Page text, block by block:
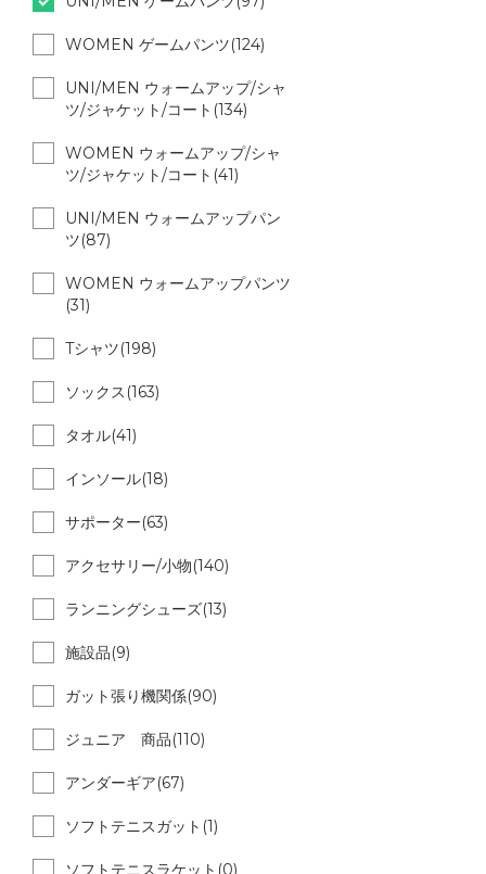
WOMEN ゲームパンツ(124)
UNI/MEN ウォームアップ/シャ
ツ/ジャケット/コート(134)
WOMEN ウォームアップ/シャ
ツ/ジャケット/コート(41)
UNI/MEN ウォームアップパン
ツ(87)
WOMEN ウォームアップパンツ
(31)
Tシャツ(198)
ソックス(163)
タオル(41)
インソール(18)
サポーター(63)
アクセサリー/小物(140)
ランニングシューズ(13)
施設品(9)
ガット張り機関係(90)
ジュニア 商品(110)
アンダーギア(67)
ソフトテニスガット(1)
ソフトテニスラケット(0)